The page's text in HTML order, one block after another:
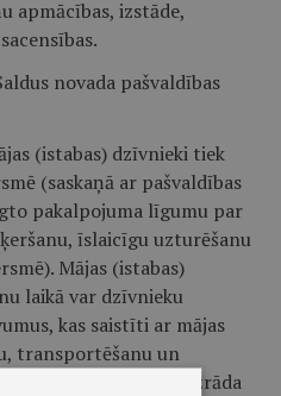
apmācības, izstāde,
novada pašvaldības
(istabas) dzīvnieki tiek
(saskaņā ar pašvaldības
pakalpojuma līgumu par
īslaicīgu uzturēšanu
Mājas (istabas)
laikā var dzīvnieku
kas saistīti ar mājas
transportēšanu un
dzīvnieka īpašnieks uzrāda